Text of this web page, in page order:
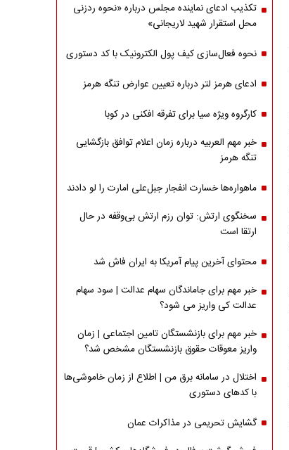
تکذیب ادعای نماینده مجلس درباره «نحوه ردزنی
محل استقرار شهید لاریجانی»
نحوه فعال‌سازی کیف پول الکترونیک با کد دستوری
ادعای هرمز لتر درباره تعیین عوارض تنگه هرمز
کارگروه ویژه سیا برای تفرقه افکنی در کوبا
خبر مهم العربیه درباره زمان اعلام توافق بازگشایی
تنگه هرمز
ماهواره‌‌ها خسارت انفجار جبل‌علی امارت را لو دادند
سخنگوی ارتش: توان رزم ارتش بی‌وقفه در حال
ارتقا است
محتوای آخرین پیام آمریکا به ایران فاش شد
خبر مهم برای جاماندگان سهام عدالت | سود سهام
عدالت کی واریز می شود؟
خبر مهم برای بازنشستگان تامین اجتماعی | زمان
واریز معوقات حقوق بازنشستگان مشخص شد؟
اختلال در سامانه برق من | اطلاع از زمان خاموشی‌ها
با کدهای دستوری
گشایش تحریمی در مذاکرات عمان